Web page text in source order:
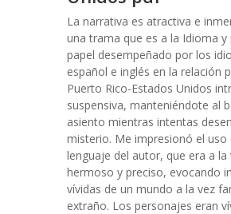
La narrativa es atractiva e
una trama que es a la Idioma y
papel desempeñado por los
español e inglés en la relación
Puerto Rico-Estados Unidos
suspensiva, manteniéndote al
asiento mientras intentas
misterio. Me impresionó el uso
lenguaje del autor, que era a la
hermoso y preciso, evocando
vívidas de un mundo a la vez
extraño. Los personajes eran